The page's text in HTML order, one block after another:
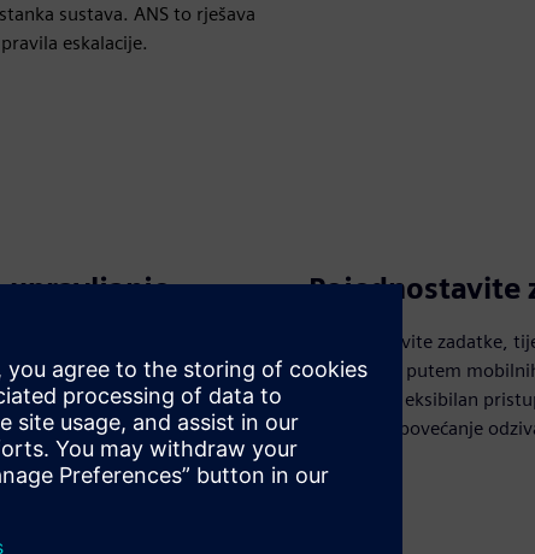
sustava. ANS to rješava
eskalacije.
upravljanje
krizama automatiziranim
zaštitu ljudi i imovine
Pojednostavite
Pojednostavite zadatke,
upravljanje putem
timovima fleksibilan
alatima za povećanje